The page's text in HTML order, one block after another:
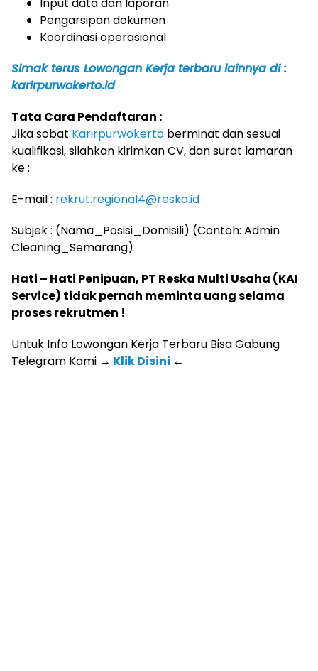
Pengarsipan dokumen
Koordinasi operasional
Simak terus Lowongan Kerja terbaru lainnya di :
karirpurwokerto.id
Tata Cara Pendaftaran :
Jika sobat Karirpurwokerto berminat dan sesuai
kualifikasi, silahkan kirimkan CV, dan surat lamaran
ke :
E-mail : rekrut.regional4@reska.id
Subjek : (Nama_Posisi_Domisili) (Contoh: Admin
Cleaning_Semarang)
Hati – Hati Penipuan, PT Reska Multi Usaha (KAI
Service) tidak pernah meminta uang selama
proses rekrutmen !
Untuk Info Lowongan Kerja Terbaru Bisa Gabung
Telegram Kami → Klik Disini ←